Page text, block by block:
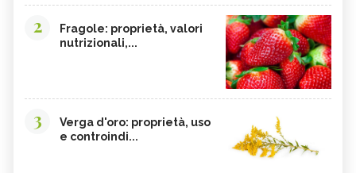
2
Fragole: proprietà, valori
nutrizionali,...
3
Verga d'oro: proprietà, uso
e controindi...